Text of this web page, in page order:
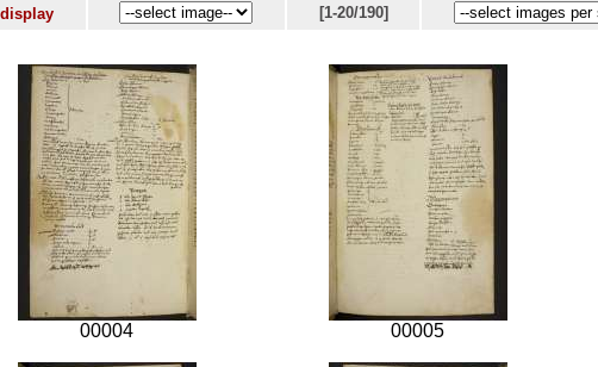
[1-20/190]
00004 00005